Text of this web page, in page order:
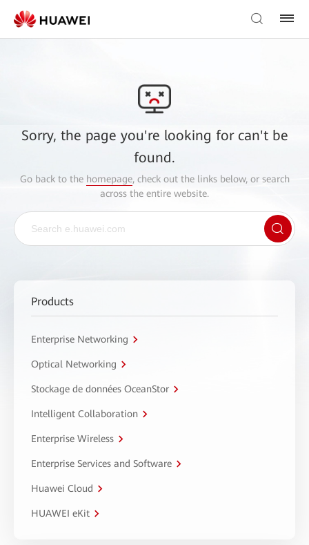
Sorry, the page you're looking for can't be
found.
Go back to the homepage, check out the links below, or search
across the entire website.
Products
Enterprise Networking
Optical Networking
Stockage de données OceanStor
Intelligent Collaboration
Enterprise Wireless
Enterprise Services and Software
Huawei Cloud
HUAWEI eKit